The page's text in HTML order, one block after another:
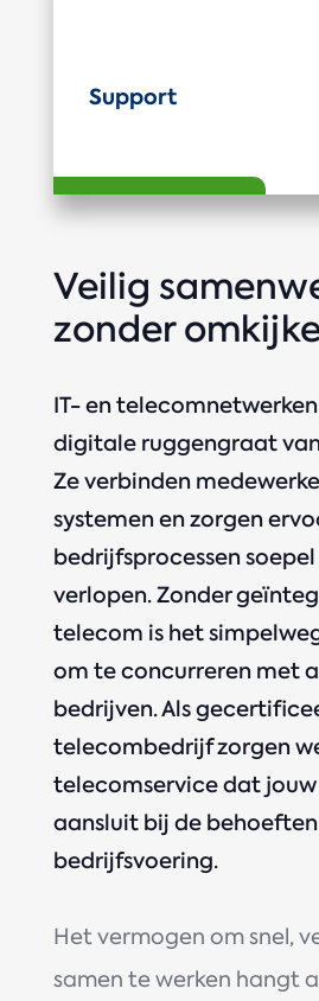
Support
Veilig
zonder
IT- en
digitale ruggengraat
Ze verbinden
systemen en zorgen
bedrijfsprocessen
verlopen. Zonder
telecom is het
om te concurreren met
bedrijven. Als
telecombedrijf zorgen
telecomservice dat
aansluit bij de
bedrijfsvoering.
Het vermogen om snel,
samen te werken hangt